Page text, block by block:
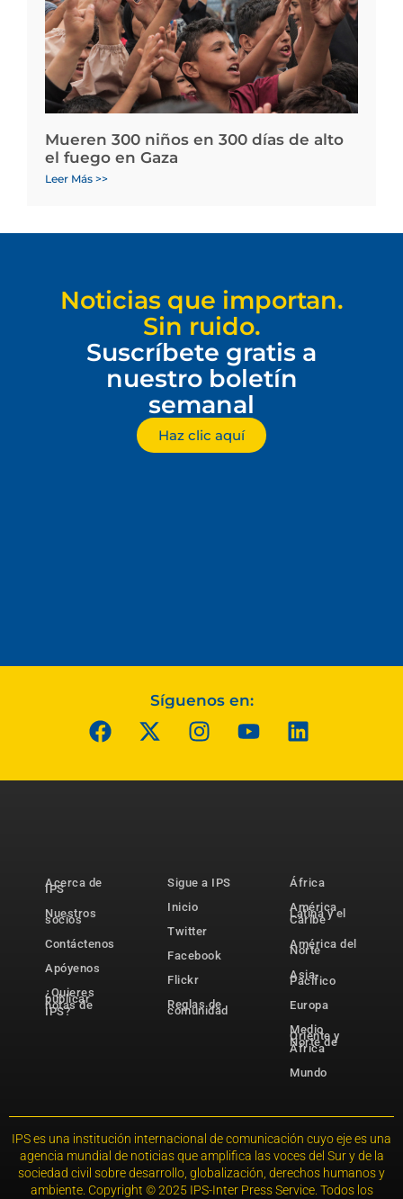
Mueren 300 niños en 300 días de alto
el fuego en Gaza
Leer Más >>
Noticias que importan.
Sin ruido.
Suscríbete gratis a
nuestro boletín
semanal
Haz clic aquí
Síguenos en:
Acerca de
IPS
Nuestros
socios
Contáctenos
Apóyenos
¿Quieres
publicar
notas de
IPS?
Sigue a IPS
Inicio
Twitter
Facebook
Flickr
Reglas de
comunidad
África
América
Latina y el
Caribe
América del
Norte
Asia-
Pacífico
Europa
Medio
Oriente y
Norte de
África
Mundo
IPS es una institución internacional de comunicación cuyo eje es una
agencia mundial de noticias que amplifica las voces del Sur y de la
sociedad civil sobre desarrollo, globalización, derechos humanos y
ambiente. Copyright © 2025 IPS-Inter Press Service. Todos los